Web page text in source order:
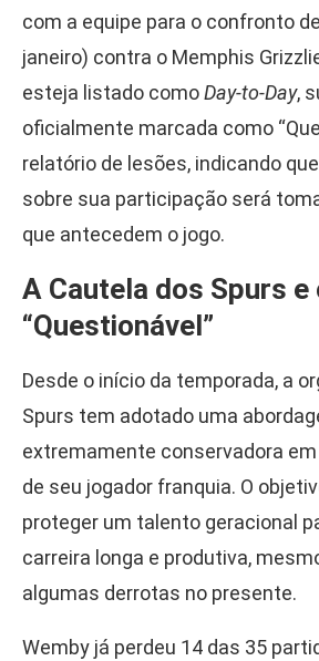
com a equipe para o confronto
janeiro) contra o Memphis
esteja listado comoDay-to-Day,
oficialmente marcada como
relatório de lesões, indicando
sobre sua participação será
que antecedem o jogo.
A Cautela dos Spurs e
“Questionável”
Desde o início da temporada, a
Spurs tem adotado uma
extremamente conservadora
de seu jogador franquia. O
proteger um talento geracional
carreira longa e produtiva,
algumas derrotas no presente.
Wemby já perdeu 14 das 35